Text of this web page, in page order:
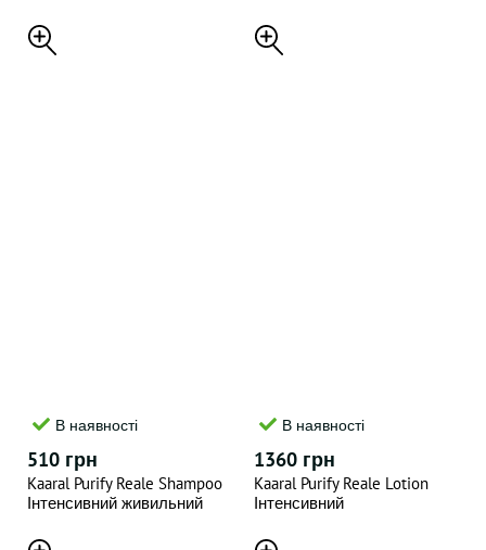
кислотою 300 мл
кислотою 1шт*10 мл
В наявності
510 грн
Kaaral Purify Reale Shampoo
Інтенсивний живильний
В наявності
1360 грн
Kaaral Purify Reale Lotion
Інтенсивний
незмивний лосьйон 12*10